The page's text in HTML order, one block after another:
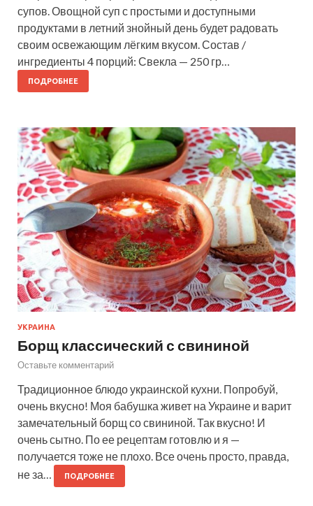
супов. Овощной суп с простыми и доступными
продуктами в летний знойный день будет радовать
своим освежающим лёгким вкусом. Состав /
ингредиенты 4 порций: Свекла — 250 гр…
ПОДРОБНЕЕ
УКРАИНА
Борщ классический с свининой
Оставьте комментарий
Традиционное блюдо украинской кухни. Попробуй,
очень вкусно! Моя бабушка живет на Украине и варит
замечательный борщ со свининой. Так вкусно! И
очень сытно. По ее рецептам готовлю и я —
получается тоже не плохо. Все очень просто, правда,
не за…
ПОДРОБНЕЕ